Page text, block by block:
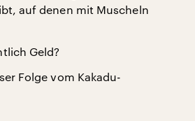
auf denen mit Muscheln
Geld?
Folge vom Kakadu-